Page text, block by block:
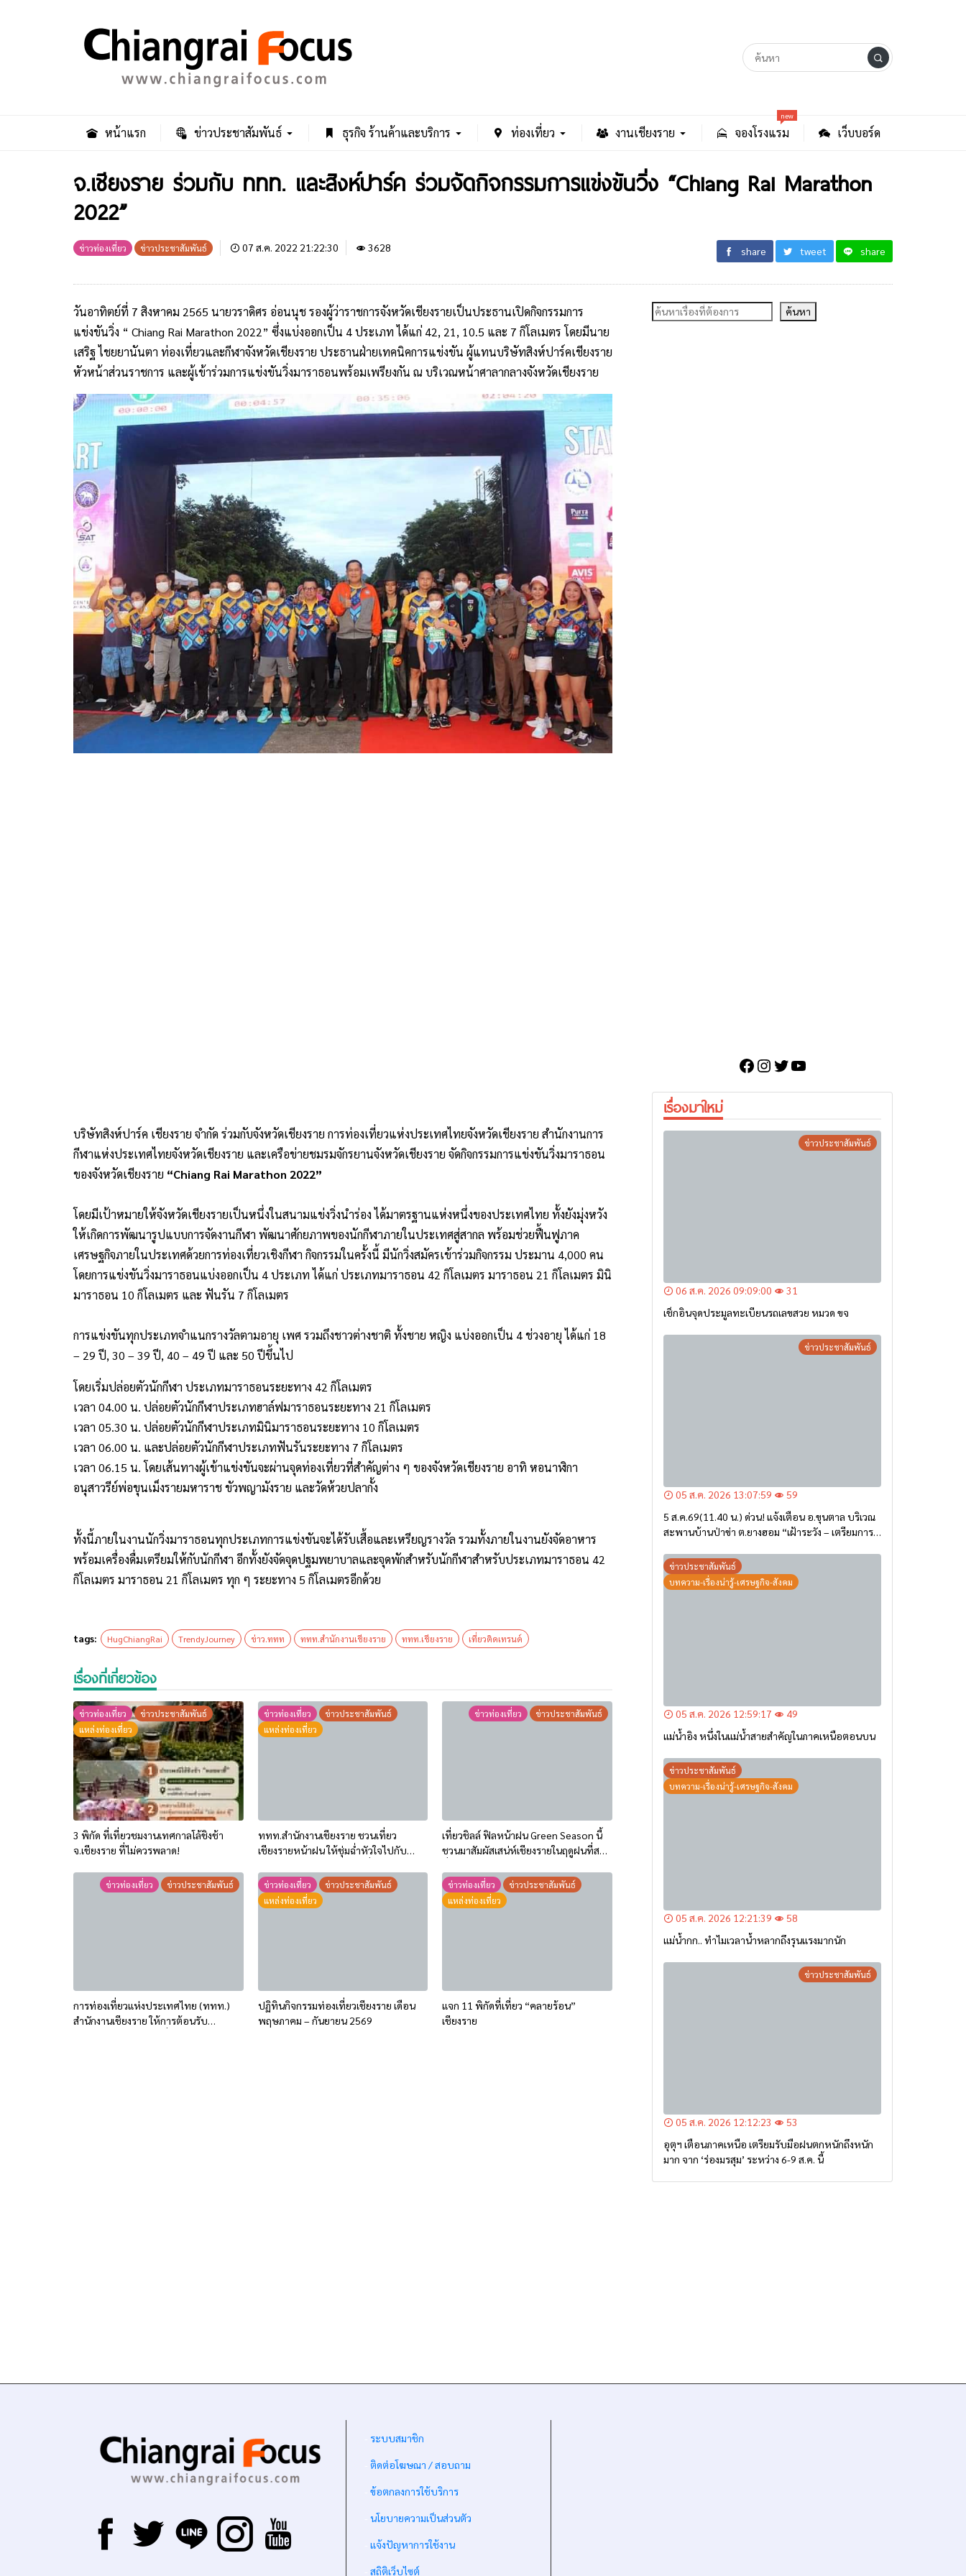
หน้าแรก ข่าวประชาสัมพันธ์ ธุรกิจ ร้านค้าและบริการ ท่องเที่ยว งานเชียงราย จองโรงแรม
new
เว็บบอร์ด
จ.เชียงราย ร่วมกับ ททท. และสิงห์ปาร์ค ร่วมจัดกิจกรรมการแข่งขันวิ่ง “Chiang Rai Marathon
2022”
ข่าวท่องเที่ยว ข่าวประชาสัมพันธ์ 07 ส.ค. 2022 21:22:30 3628 share tweet share
วันอาทิตย์ที่ 7 สิงหาคม 2565 นายวราดิศร อ่อนนุช รองผู้ว่าราชการจังหวัดเชียงรายเป็นประธานเปิดกิจกรรมการ
แข่งขันวิ่ง “ Chiang Rai Marathon 2022” ซึ่งแบ่งออกเป็น 4 ประเภท ได้แก่ 42, 21, 10.5 และ 7 กิโลเมตร โดยมีนาย
เสริฐ ไชยยานันตา ท่องเที่ยวและกีฬาจังหวัดเชียงราย ประธานฝ่ายเทคนิคการแข่งขัน ผู้แทนบริษัทสิงห์ปาร์คเชียงราย
หัวหน้าส่วนราชการ และผู้เข้าร่วมการแข่งขันวิ่งมาราธอนพร้อมเพรียงกัน ณ บริเวณหน้าศาลากลางจังหวัดเชียงราย
บริษัทสิงห์ปาร์ค เชียงราย จำกัด ร่วมกับจังหวัดเชียงราย การท่องเที่ยวแห่งประเทศไทยจังหวัดเชียงราย สำนักงานการ
กีฬาแห่งประเทศไทยจังหวัดเชียงราย และเครือข่ายชมรมจักรยานจังหวัดเชียงราย จัดกิจกรรมการแข่งขันวิ่งมาราธอน
ของจังหวัดเชียงราย “Chiang Rai Marathon 2022”
โดยมีเป้าหมายให้จังหวัดเชียงรายเป็นหนึ่งในสนามแข่งวิ่งนำร่อง ได้มาตรฐานแห่งหนึ่งของประเทศไทย ทั้งยังมุ่งหวัง
ให้เกิดการพัฒนารูปแบบการจัดงานกีฬา พัฒนาศักยภาพของนักกีฬาภายในประเทศสู่สากล พร้อมช่วยฟื้นฟูภาค
เศรษฐกิจภายในประเทศด้วยการท่องเที่ยวเชิงกีฬา กิจกรรมในครั้งนี้ มีนักวิ่งสมัครเข้าร่วมกิจกรรม ประมาน 4,000 คน
โดยการแข่งขันวิ่งมาราธอนแบ่งออกเป็น 4 ประเภท ได้แก่ ประเภทมาราธอน 42 กิโลเมตร มาราธอน 21 กิโลเมตร มินิ
มาราธอน 10 กิโลเมตร และ ฟันรัน 7 กิโลเมตร
การแข่งขันทุกประเภทจำแนกรางวัลตามอายุ เพศ รวมถึงชาวต่างชาติ ทั้งชาย หญิง แบ่งออกเป็น 4 ช่วงอายุ ได้แก่ 18
– 29 ปี, 30 – 39 ปี, 40 – 49 ปี และ 50 ปีขึ้นไป
โดยเริ่มปล่อยตัวนักกีฬา ประเภทมาราธอนระยะทาง 42 กิโลเมตร
เวลา 04.00 น. ปล่อยตัวนักกีฬาประเภทฮาล์ฟมาราธอนระยะทาง 21 กิโลเมตร
เวลา 05.30 น. ปล่อยตัวนักกีฬาประเภทมินิมาราธอนระยะทาง 10 กิโลเมตร
เวลา 06.00 น. และปล่อยตัวนักกีฬาประเภทฟันรันระยะทาง 7 กิโลเมตร
เวลา 06.15 น. โดยเส้นทางผู้เข้าแข่งขันจะผ่านจุดท่องเที่ยวที่สำคัญต่าง ๆ ของจังหวัดเชียงราย อาทิ หอนาฬิกา
อนุสาวรีย์พ่อขุนเม็งรายมหาราช ขัวพญามังราย และวัดห้วยปลากั้ง
ทั้งนี้ภายในงานนักวิ่งมาราธอนทุกประเภทการแข่งขันจะได้รับเสื้อและเหรียญรางวัล รวมทั้งภายในงานยังจัดอาหาร
พร้อมเครื่องดื่มเตรียมให้กับนักกีฬา อีกทั้งยังจัดจุดปฐมพยาบาลและจุดพักสำหรับนักกีฬาสำหรับประเภทมาราธอน 42
กิโลเมตร มาราธอน 21 กิโลเมตร ทุก ๆ ระยะทาง 5 กิโลเมตรอีกด้วย
tags: HugChiangRai TrendyJourney ข่าว.ททท ททท.สำนักงานเชียงราย ททท.เชียงราย เที่ยวติดเทรนด์
เรื่องที่เกี่ยวข้อง
ข่าวท่องเที่ยว
ข่าวประชาสัมพันธ์
แหล่งท่องเที่ยว
3 พิกัด ที่เที่ยวชมงานเทศกาลโล้ชิงช้า
จ.เชียงราย ที่ไม่ควรพลาด!
ข่าวท่องเที่ยว
ข่าวประชาสัมพันธ์
แหล่งท่องเที่ยว
ททท.สำนักงานเชียงราย ชวนเที่ยว
เชียงรายหน้าฝน ให้ชุ่มฉ่ำหัวใจไปกับ
เก็บแสตมป์ครบ แล้วรับของที่ระลึกสุด
พิเศษ! ทันที
ข่าวท่องเที่ยว ข่าวประชาสัมพันธ์
เที่ยวชิลล์ ฟิลหน้าฝน Green Season นี้
ชวนมาสัมผัสเสน่ห์เชียงรายในฤดูฝนที่สวย
ข่าวท่องเที่ยว ข่าวประชาสัมพันธ์
การท่องเที่ยวแห่งประเทศไทย (ททท.)
สำนักงานเชียงราย ให้การต้อนรับ
ข่าวท่องเที่ยว
ข่าวประชาสัมพันธ์
แหล่งท่องเที่ยว
ปฏิทินกิจกรรมท่องเที่ยวเชียงราย เดือน
พฤษภาคม – กันยายน 2569
ข่าวท่องเที่ยว
ข่าวประชาสัมพันธ์
แหล่งท่องเที่ยว
แจก 11 พิกัดที่เที่ยว “คลายร้อน”
เชียงราย
ค้นหา ค้นหา
Facebook
Instagram
Twitter
YouTube
เรื่องมาใหม่
ข่าวประชาสัมพันธ์
06 ส.ค. 2026 09:09:00
31
เช็กอินจุดประมูลทะเบียนรถเลขสวย หมวด ขจ
ข่าวประชาสัมพันธ์
05 ส.ค. 2026 13:07:59
59
5 ส.ค.69(11.40 น.) ด่วน! แจ้งเตือน อ.ขุนตาล บริเวณ
สะพานบ้านป่าข่า ต.ยางฮอม “เฝ้าระวัง – เตรียมการ
ข่าวประชาสัมพันธ์
บทความ-เรื่องน่ารู้-เศรษฐกิจ-สังคม
05 ส.ค. 2026 12:59:17
49
แม่น้ำอิง หนึ่งในแม่น้ำสายสำคัญในภาคเหนือตอนบน
ข่าวประชาสัมพันธ์
บทความ-เรื่องน่ารู้-เศรษฐกิจ-สังคม
05 ส.ค. 2026 12:21:39
58
แม่น้ำกก.. ทำไมเวลาน้ำหลากถึงรุนแรงมากนัก
ข่าวประชาสัมพันธ์
05 ส.ค. 2026 12:12:23
53
อุตุฯ เตือนภาคเหนือ เตรียมรับมือฝนตกหนักถึงหนัก
มาก จาก ‘ร่องมรสุม’ ระหว่าง 6-9 ส.ค. นี้
ระบบสมาชิก
ติดต่อโฆษณา / สอบถาม
ข้อตกลงการใช้บริการ
นโยบายความเป็นส่วนตัว
แจ้งปัญหาการใช้งาน
สถิติเว็บไซต์